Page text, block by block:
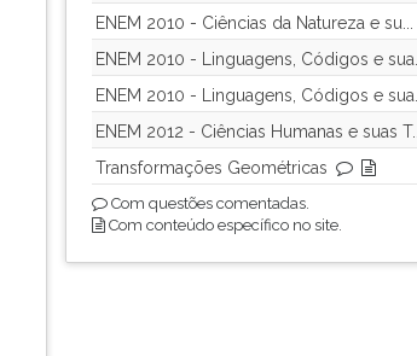
ENEM 2010 - Ciências da Natureza e su...
ENEM 2010 - Linguagens, Códigos e sua...
ENEM 2010 - Linguagens, Códigos e sua...
ENEM 2012 - Ciências Humanas e suas T...
Transformações Geométricas
Com questões comentadas.
Com conteúdo específico no site.